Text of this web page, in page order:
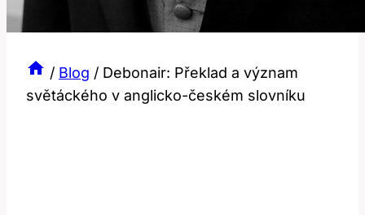
/ Blog / Debonair: Překlad a význam
světáckého v anglicko-českém slovníku